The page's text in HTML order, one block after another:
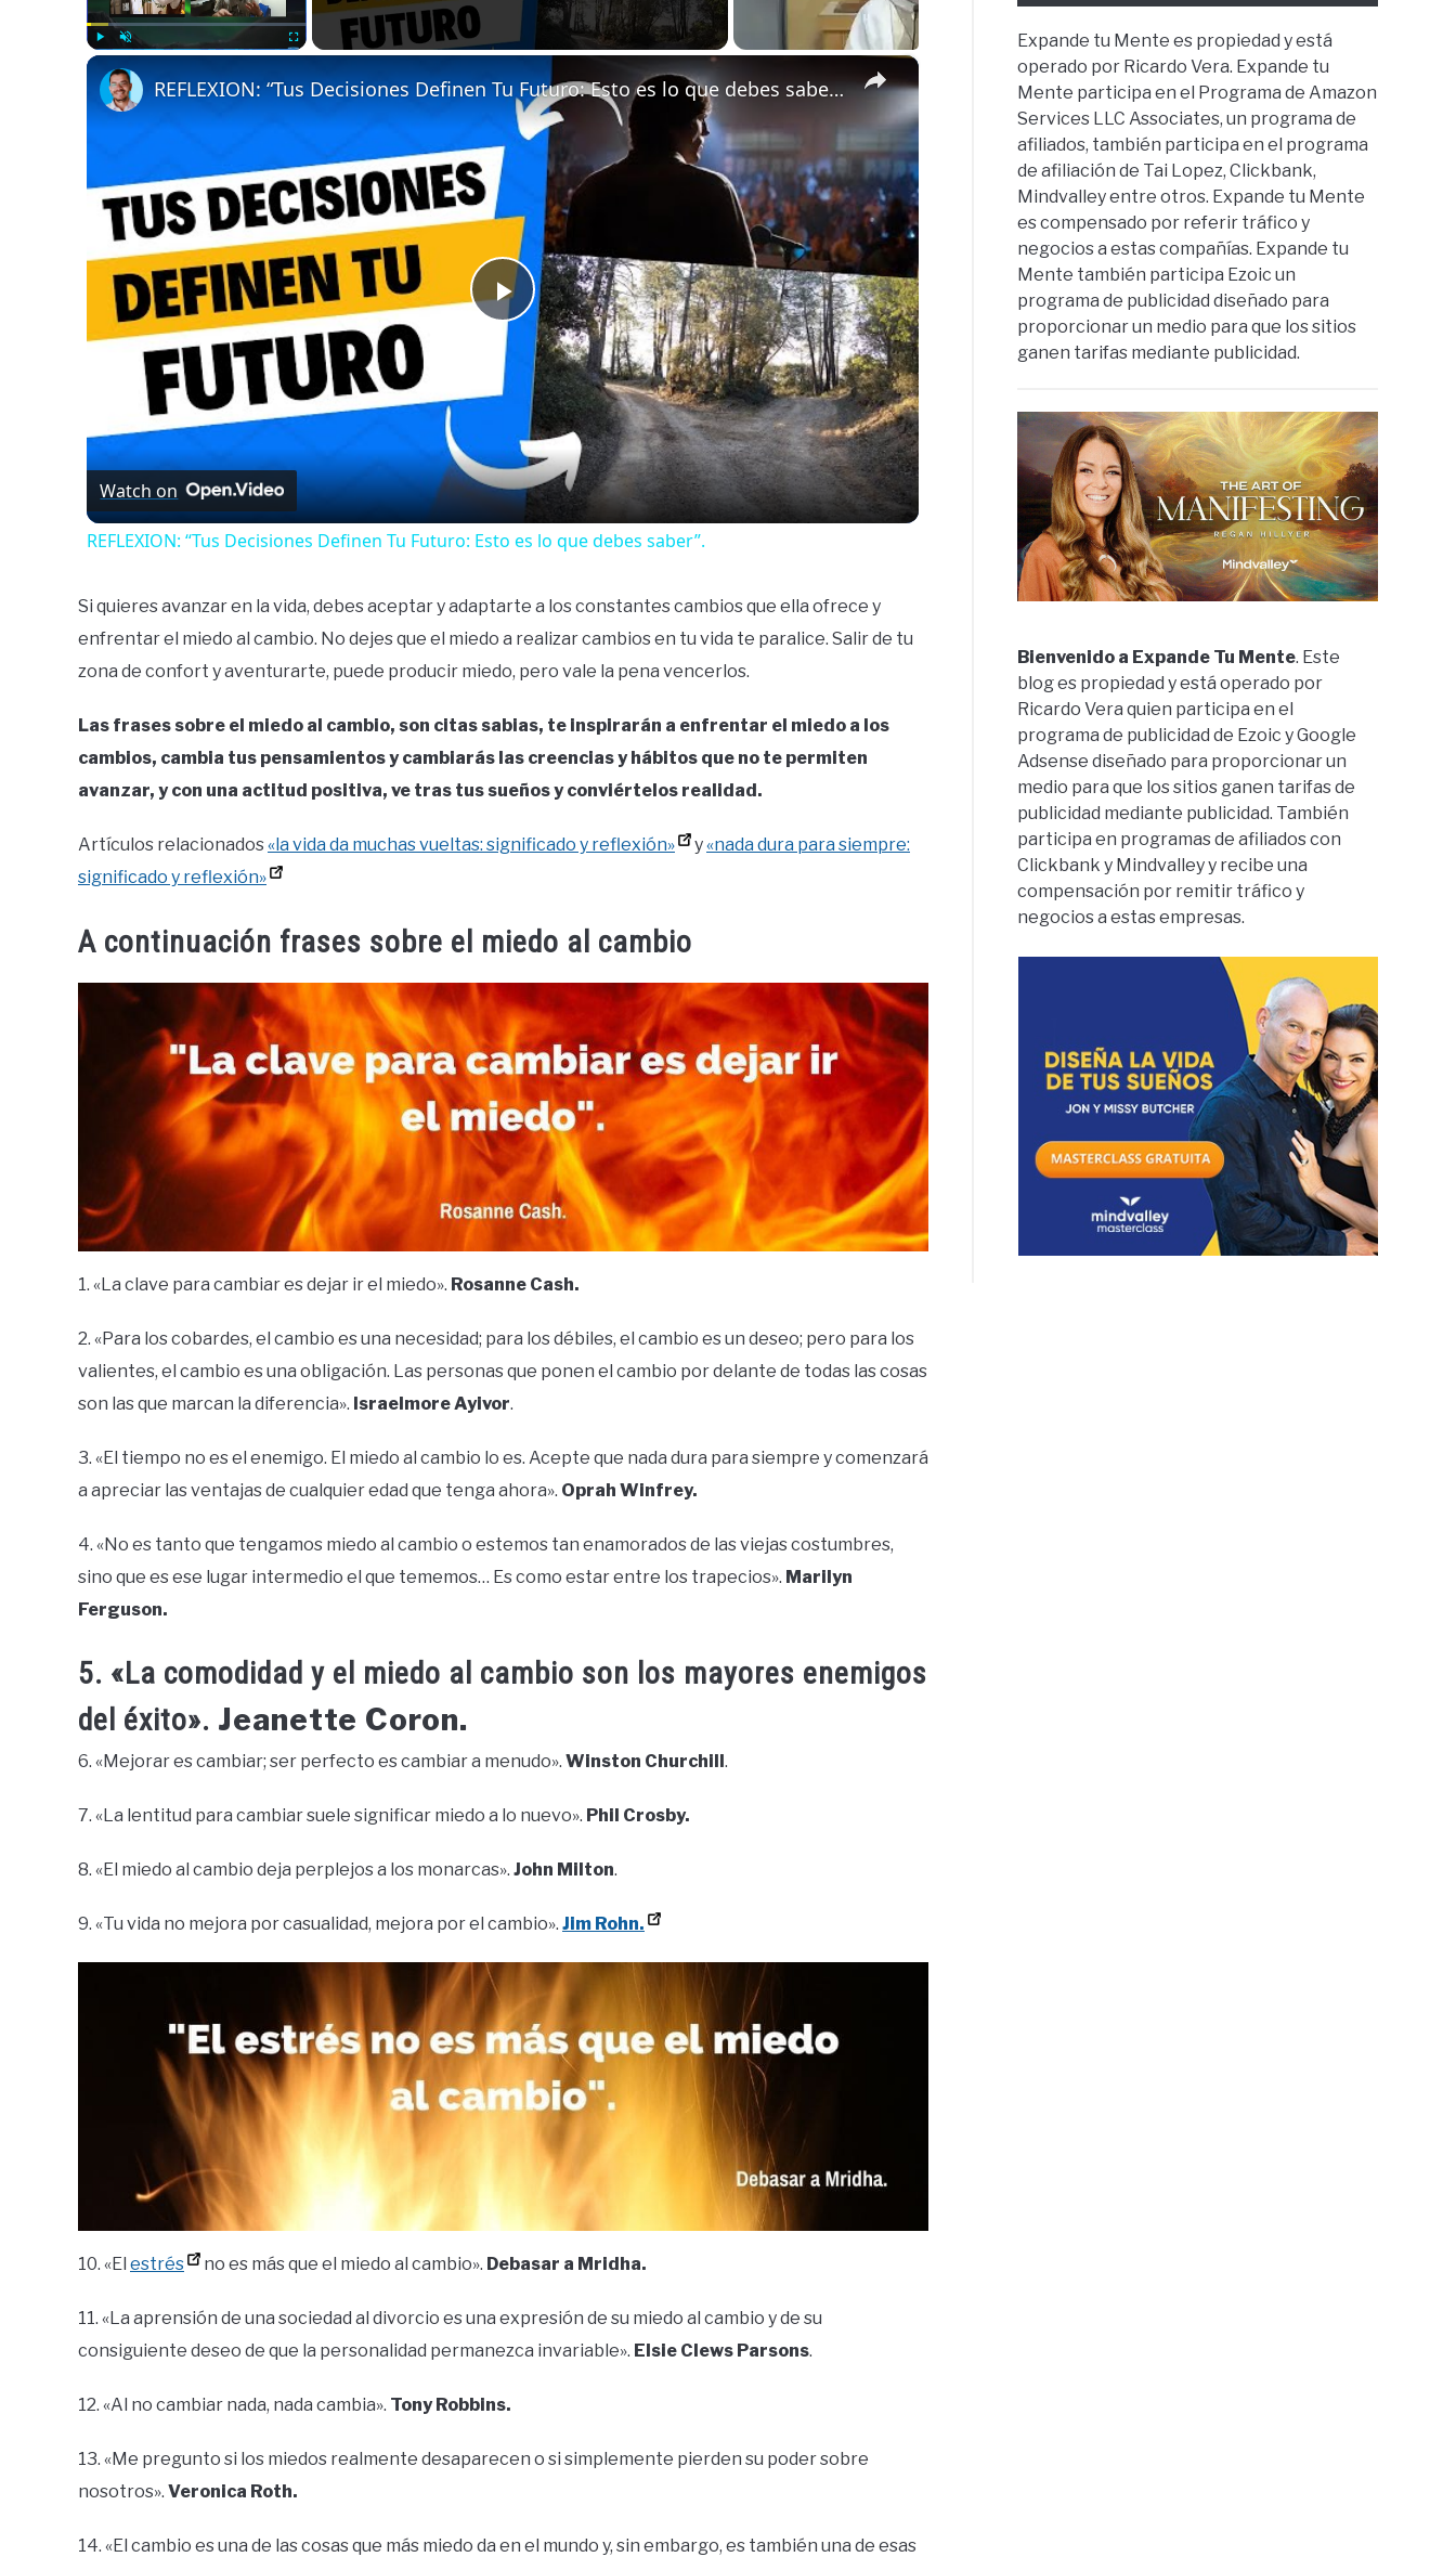
×
Play
Video
REFLEXION: “Tus Decisiones Definen Tu Futuro: Esto es lo que debes saber”.
Watch on
REFLEXION: “Tus Decisiones Definen Tu Futuro: Esto es lo que debes saber”.
Si quieres avanzar en la vida, debes aceptar y adaptarte a los constantes cambios que ella ofrece y
enfrentar el miedo al cambio. No dejes que el miedo a realizar cambios en tu vida te paralice. Salir de tu
zona de confort y aventurarte, puede producir miedo, pero vale la pena vencerlos.
Las frases sobre el miedo al cambio, son citas sabias, te inspirarán a enfrentar el miedo a los
cambios, cambia tus pensamientos y cambiarás las creencias y hábitos que no te permiten
avanzar, y con una actitud positiva, ve tras tus sueños y conviértelos realidad.
Artículos relacionados«la vida da muchas vueltas: significado y reflexión» y«nada dura para siempre:
significado y reflexión»
A continuación frases sobre el miedo al cambio
1. «La clave para cambiar es dejar ir el miedo». Rosanne Cash.
2. «Para los cobardes, el cambio es una necesidad; para los débiles, el cambio es un deseo; pero para los
valientes, el cambio es una obligación. Las personas que ponen el cambio por delante de todas las cosas
son las que marcan la diferencia». Israelmore Ayivor.
3. «El tiempo no es el enemigo. El miedo al cambio lo es. Acepte que nada dura para siempre y comenzará
a apreciar las ventajas de cualquier edad que tenga ahora». Oprah Winfrey.
4. «No es tanto que tengamos miedo al cambio o estemos tan enamorados de las viejas costumbres,
sino que es ese lugar intermedio el que tememos… Es como estar entre los trapecios». Marilyn
Ferguson.
5. «La comodidad y el miedo al cambio son los mayores enemigos
del éxito». Jeanette Coron.
6. «Mejorar es cambiar; ser perfecto es cambiar a menudo». Winston Churchill.
7. «La lentitud para cambiar suele significar miedo a lo nuevo». Phil Crosby.
8. «El miedo al cambio deja perplejos a los monarcas». John Milton.
9. «Tu vida no mejora por casualidad, mejora por el cambio». Jim Rohn.
10. «El estrés no es más que el miedo al cambio». Debasar a Mridha.
11. «La aprensión de una sociedad al divorcio es una expresión de su miedo al cambio y de su
consiguiente deseo de que la personalidad permanezca invariable». Elsie Clews Parsons.
12. «Al no cambiar nada, nada cambia». Tony Robbins.
13. «Me pregunto si los miedos realmente desaparecen o si simplemente pierden su poder sobre
nosotros». Veronica Roth.
14. «El cambio es una de las cosas que más miedo da en el mundo y, sin embargo, es también una de esas
Expande tu Mente es propiedad y está
operado por Ricardo Vera. Expande tu
Mente participa en el Programa de Amazon
Services LLC Associates, un programa de
afiliados, también participa en el programa
de afiliación de Tai Lopez, Clickbank,
Mindvalley entre otros. Expande tu Mente
es compensado por referir tráfico y
negocios a estas compañías. Expande tu
Mente también participa Ezoic un
programa de publicidad diseñado para
proporcionar un medio para que los sitios
ganen tarifas mediante publicidad.
Bienvenido a Expande Tu Mente. Este
blog es propiedad y está operado por
Ricardo Vera quien participa en el
programa de publicidad de Ezoic y Google
Adsense diseñado para proporcionar un
medio para que los sitios ganen tarifas de
publicidad mediante publicidad. También
participa en programas de afiliados con
Clickbank y Mindvalley y recibe una
compensación por remitir tráfico y
negocios a estas empresas.